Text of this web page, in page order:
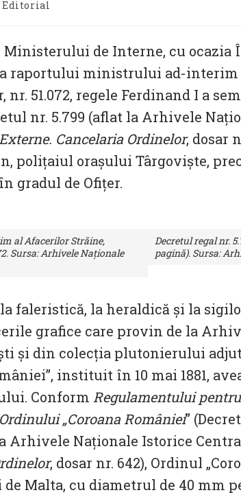
Post
Editorial
de Interne, cu ocazia
raportului ministrului ad-interim
nr. 51.072, regele Ferdinand I a
nr. 5.799 (aflat la Arhivele
Cancelaria Ordinelor, dosar
polițaiul orașului Târgoviște,
gradul de Ofițer.
al Afacerilor Străine,
Sursa: Arhivele Naționale
Decretul regal nr.
pagină). Sursa:
faleristică, la heraldică și la
grafice care provin de la
și din colecția plutonierului
instituit în 10 mai 1881,
Conform Regulamentului
„Coroana României”
Arhivele Naționale Istorice
, dosar nr. 642), Ordinul
Malta, cu diametrul de 40 mm